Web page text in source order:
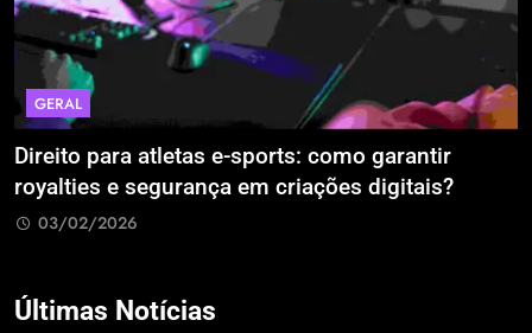
GERAL
Direito para atletas e-sports: como garantir
royalties e segurança em criações digitais?
03/02/2026
Últimas Notícias